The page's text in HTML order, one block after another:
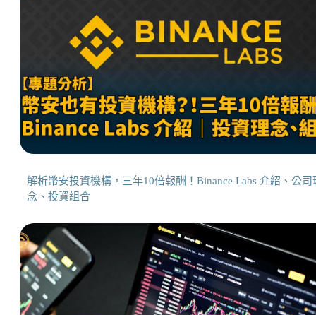
解析幣安投資機構，三年10倍報酬！Binance Labs 介紹、公司
念、投資組合